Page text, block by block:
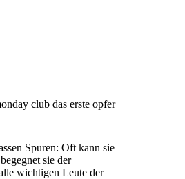
Spuren: Oft kann sie
sie der
wichtigen Leute der